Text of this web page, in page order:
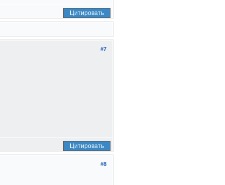
Цитировать
#7
Цитировать
#8